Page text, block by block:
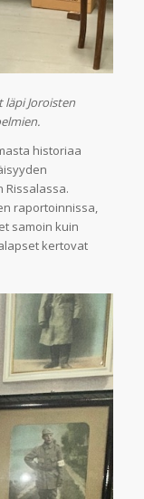
Joroisten
historiaa
Rissalassa.
raportoinnissa,
samoin kuin
kertovat